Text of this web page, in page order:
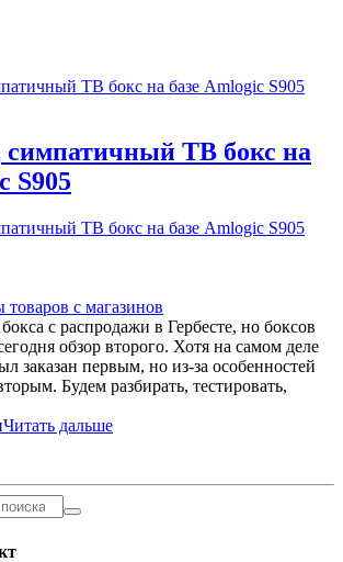
симпатичный ТВ бокс на
S905
товаров с магазинов
с распродажи в Гербесте, но боксов
обзор второго. Хотя на самом деле
заказан первым, но из-за особенностей
Будем разбирать, тестировать,
Читать дальше